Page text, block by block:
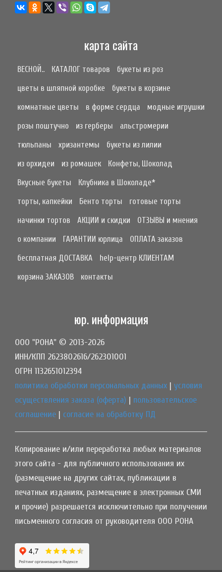
карта сайта
ВЕСНОЙ.. КАТАЛОГ товаров
букеты из роз
цветы в шляпной коробке
букеты в корзине
комнатные цветы
в форме сердца
модные игрушки
розы поштучно
из герберы
альстромерии
тюльпаны
хризантемы
букеты из лилии
из орхидеи
из ромашек
Конфеты, Шоколад
Вкусные букеты
Клубника в Шоколаде*
торты, капкейки
Бенто торты
готовые торты
начинки тортов
АКЦИИ и скидки
ОТЗЫВЫ и мнения
о компании
ГАРАНТИИ юрлица
ОПЛАТА заказов
бесплатная ДОСТАВКА
help-центр КЛИЕНТАМ
корзина ЗАКАЗОВ
контакты
юр. информация
ООО "РОНА" © 2013-2026
ИНН/КПП 2623802616/262301001
ОГРН 1132651012394
политика обработки персональных данных | условия
осуществления заказа (оферта) | пользовательское
соглашение | согласие на обработку ПД
Копирование и/или переработка любых материалов
этого сайта - для публичного использования их
(размещение на других сайтах, публикации в
печатных изданиях, размещение в электронных СМИ
и прочие) разрешается исключительно при получении
письменного согласия от руководителя ООО РОНА